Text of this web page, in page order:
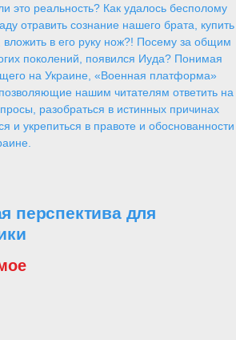
это реальность? Как удалось бесполому
отравить сознание нашего брата, купить
вложить в его руку нож?! Посему за общим
поколений, появился Иуда? Понимая
на Украине, «Военная платформа»
нашим читателям ответить на
разобраться в истинных причинах
и укрепиться в правоте и обоснованности
перспектива для